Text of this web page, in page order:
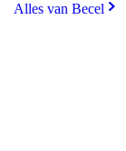
Alles van Becel